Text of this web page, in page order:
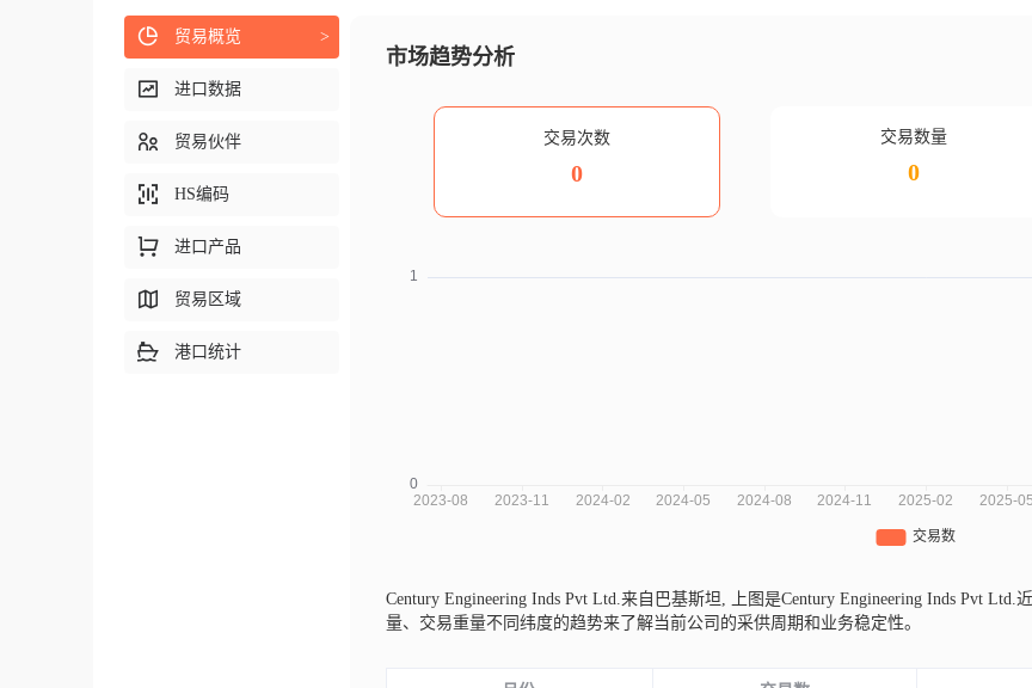
市场趋势分析
交易次数
0
交易数量
0
Century Engineering Inds Pvt Ltd.来自巴基斯坦,
上图是Century Engineering Inds Pvt
量、交易重量不同纬度的趋势来了解当前公司的采供周期和业务稳定性。
贸易概览 >
进口数据
贸易伙伴
HS编码
进口产品
贸易区域
港口统计